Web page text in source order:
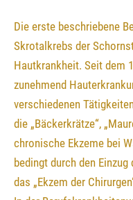
Die erste beschriebene
Skrotalkrebs der
Hautkrankheit. Seit dem
zunehmend
verschiedenen
die „Bäckerkrätze“,
chronische Ekzeme bei
bedingt durch den
das „Ekzem der